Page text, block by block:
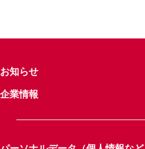
お知らせ
企業情報